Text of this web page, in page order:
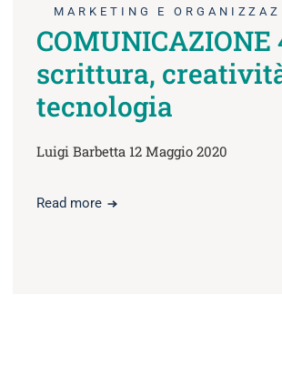
MARKETING E
COMUNICAZIONE
scrittura,
tecnologia
Luigi Barbetta 12 Maggio 2020
Read more